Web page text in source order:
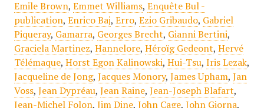
Emile Brown, Emmet Williams, Enquête Bul -
publication, Enrico Baj, Erro, Ezio Gribaudo, Gabriel
Piqueray, Gamarra, Georges Brecht, Gianni Bertini,
Graciela Martinez, Hannelore, Héroïg Gedeont, Hervé
Télémaque, Horst Egon Kalinowski, Hui-Tsu, Iris Lezak,
Jacqueline de Jong, Jacques Monory, James Upham, Jan
Voss, Jean Dypréau, Jean Raine, Jean-Joseph Blafart,
Jean-Michel Folon, Jim Dine, John Cage, John Giorna,